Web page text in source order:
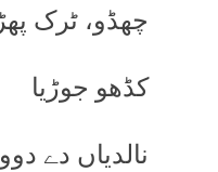
چھڈو، ٹرک
کڈھو جوڑیا
نالدیاں دے